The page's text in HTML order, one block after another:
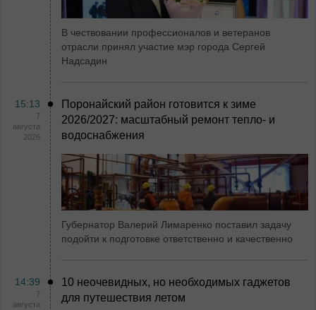
В чествовании профессионалов и ветеранов
отрасли принял участие мэр города Сергей
Надсадин
15:13
7
августа
2026
Поронайский район готовится к зиме
2026/2027: масштабный ремонт тепло- и
водоснабжения
Губернатор Валерий Лимаренко поставил задачу
подойти к подготовке ответственно и качественно
14:39
7
августа
10 неочевидных, но необходимых гаджетов
для путешествия летом